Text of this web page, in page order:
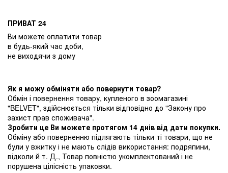
ПРИВАТ 24
Ви можете оплатити товар
в будь-який час доби,
не виходячи з дому
Як я можу обміняти або повернути товар?
Обмін і повернення товару, купленого в зоомагазині
"BELVET", здійснюється тільки відповідно до "Закону про
захист прав споживача".
Зробити це Ви можете протягом 14 днів від дати покупки.
Обміну або поверненню підлягають тільки ті товари, що не
були у вжитку і не мають слідів використання: подряпини,
відколи й т. Д., Товар повністю укомплектований і не
порушена цілісність упаковки.